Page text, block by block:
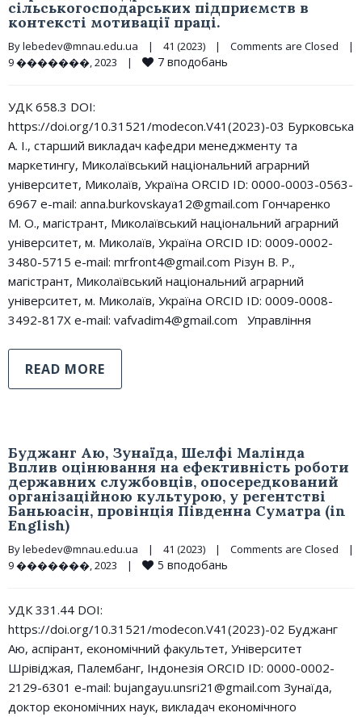
сiльськогосподарських пiдприємств в
контекстi мотивацiï працi.
By lebedev@mnau.edu.ua | 41 (2023) | Comments are Closed
|
9 �������, 2023
| 7 вподобань
УДК 658.3 DOI:
https://doi.org/10.31521/modecon.V41(2023)-03 Бурковська
А. І., старший викладач кафедри менеджменту та
маркетингу, Миколаївський національний аграрний
університет, Миколаїв, Україна ORCID ID: 0000-0003-0563-
6967 e-mail: anna.burkovskaya12@gmail.com Гончаренко
М. О., магістрант, Миколаївський національний аграрний
університет, м. Миколаїв, Україна ORCID ID: 0009-0002-
3480-5715 e-mail: mrfront4@gmail.com Різун В. Р.,
магістрант, Миколаївський національний аграрний
університет, м. Миколаїв, Україна ORCID ID: 0009-0008-
3492-817X e-mail: vafvadim4@gmail.com Управління
READ MORE
Буджанг Аю, Зунаїда, Шелфі Малінда
Вплив оцінювання на ефективність роботи
державних службовців, опосередкований
організаційною культурою, у регентстві
Баньюасін, провінція Південна Суматра (in
English)
By lebedev@mnau.edu.ua | 41 (2023) | Comments are Closed
|
9 �������, 2023
| 5 вподобань
УДК 331.44 DOI:
https://doi.org/10.31521/modecon.V41(2023)-02 Буджанг
Аю, аспірант, економічний факультет, Університет
Шрівіджая, Палембанг, Індонезія ORCID ID: 0000-0002-
2129-6301 e-mail: bujangayu.unsri21@gmail.com Зунаїда,
доктор економічних наук, викладач економічного